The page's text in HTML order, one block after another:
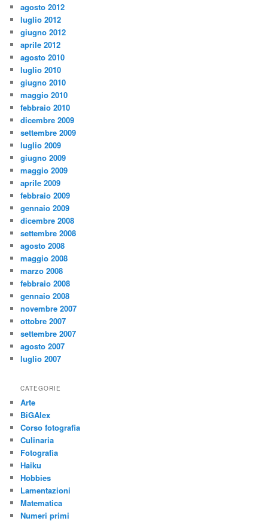
agosto 2012
luglio 2012
giugno 2012
aprile 2012
agosto 2010
luglio 2010
giugno 2010
maggio 2010
febbraio 2010
dicembre 2009
settembre 2009
luglio 2009
giugno 2009
maggio 2009
aprile 2009
febbraio 2009
gennaio 2009
dicembre 2008
settembre 2008
agosto 2008
maggio 2008
marzo 2008
febbraio 2008
gennaio 2008
novembre 2007
ottobre 2007
settembre 2007
agosto 2007
luglio 2007
CATEGORIE
Arte
BiGAlex
Corso fotografia
Culinaria
Fotografia
Haiku
Hobbies
Lamentazioni
Matematica
Numeri primi